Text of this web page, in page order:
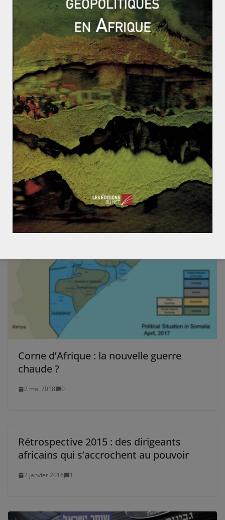
l’action des membres du RSP a ainsi paradoxalement
renforcé – au moins temporairement – le processus
démocratique dans le pays.
Qui sont les Gardiens de la révolution islamique?
Typologie des guerres africaines
Corne d’Afrique : la nouvelle guerre
chaude ?
2 mai 2018 0
Rétrospective 2015 : des dirigeants
africains qui s’accrochent au pouvoir
2 janvier 2016 1